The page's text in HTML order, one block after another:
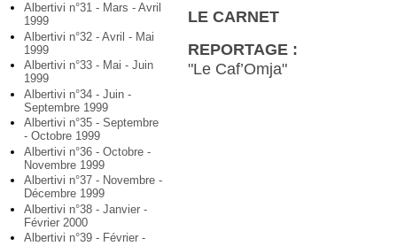
Albertivi n°31 - Mars - Avril
1999
Albertivi n°32 - Avril - Mai
1999
Albertivi n°33 - Mai - Juin
1999
Albertivi n°34 - Juin -
Septembre 1999
Albertivi n°35 - Septembre
- Octobre 1999
Albertivi n°36 - Octobre -
Novembre 1999
Albertivi n°37 - Novembre -
Décembre 1999
Albertivi n°38 - Janvier -
Février 2000
Albertivi n°39 - Février -
LE CARNET
REPORTAGE :
"Le Caf’Omja"